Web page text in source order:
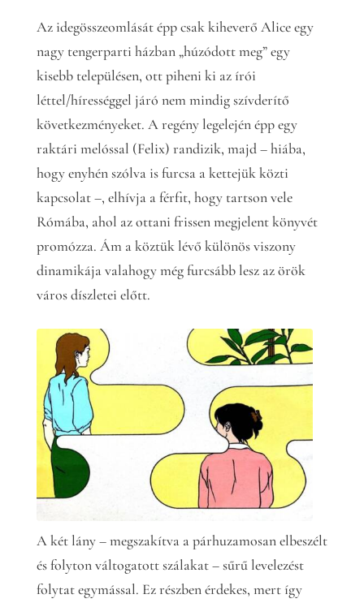
Az idegösszeomlását épp csak kiheverő Alice egy
nagy tengerparti házban „húzódott meg” egy
kisebb településen, ott piheni ki az írói
léttel/hírességgel járó nem mindig szívderítő
következményeket. A regény legelején épp egy
raktári melóssal (Felix) randizik, majd – hiába,
hogy enyhén szólva is furcsa a kettejük közti
kapcsolat –, elhívja a férfit, hogy tartson vele
Rómába, ahol az ottani frissen megjelent könyvét
promózza. Ám a köztük lévő különös viszony
dinamikája valahogy még furcsább lesz az örök
város díszletei előtt.
A két lány – megszakítva a párhuzamosan elbeszélt
és folyton váltogatott szálakat – sűrű levelezést
folytat egymással. Ez részben érdekes, mert így